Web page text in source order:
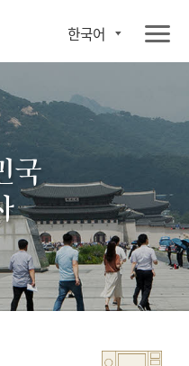
한국어
국